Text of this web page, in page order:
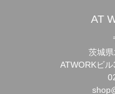
AT
茨城
ATWORKビ